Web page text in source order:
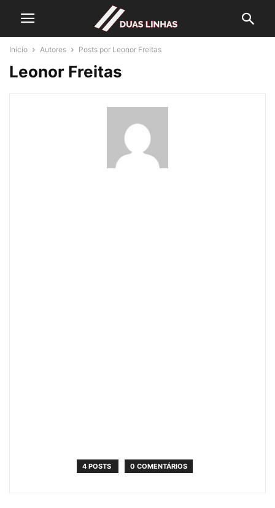
Início Autores Posts por Leonor Freitas
Leonor Freitas
4 POSTS 0 COMENTÁRIOS